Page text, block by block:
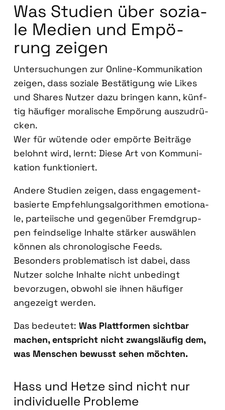
Was Stu­di­en über sozia­
le Medi­en und Empö­
rung zei­gen
Unter­su­chun­gen zur Online-Kom­mu­ni­ka­ti­on
zei­gen, dass sozia­le Bestä­ti­gung wie Likes
und Shares Nut­zer dazu brin­gen kann, künf­
tig häu­fi­ger mora­li­sche Empö­rung aus­zu­drü­
cken.
Wer für wüten­de oder empör­te Bei­trä­ge
belohnt wird, lernt: Die­se Art von Kom­mu­ni­
ka­ti­on funk­tio­niert.
Ande­re Stu­di­en zei­gen, dass enga­ge­ment-
basier­te Emp­feh­lungs­al­go­rith­men emo­tio­na­
le, par­tei­ische und gegen­über Fremd­grup­
pen feind­se­li­ge Inhal­te stär­ker aus­wäh­len
kön­nen als chro­no­lo­gi­sche Feeds.
Beson­ders pro­ble­ma­tisch ist dabei, dass
Nut­zer sol­che Inhal­te nicht unbe­dingt
bevor­zu­gen, obwohl sie ihnen häu­fi­ger
ange­zeigt wer­den.
Das bedeu­tet: Was Platt­for­men sicht­bar
machen, ent­spricht nicht zwangs­läu­fig dem,
was Men­schen bewusst sehen möch­ten.
Hass und Het­ze sind nicht nur
indi­vi­du­el­le Pro­ble­me